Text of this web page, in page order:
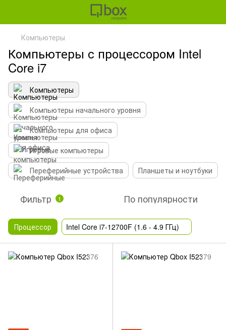
Компьютеры
Компьютеры с процессором Intel
Core i7
Компьютеры
Компьютеры начального уровня
Компьютеры для офиса
Игровые компьютеры
Переферийные устройства
Планшеты и ноутбуки
Фильтр 1 По популярности
Процессор Intel Core i7-12700F (1.6 - 4.9 ГГц)